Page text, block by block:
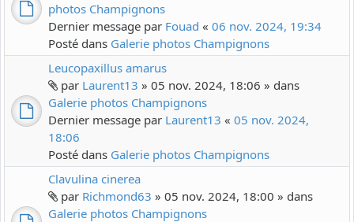
photos Champignons
Dernier message par Fouad « 06 nov. 2024, 19:34
Posté dans Galerie photos Champignons
Leucopaxillus amarus
par Laurent13 » 05 nov. 2024, 18:06 » dans
Galerie photos Champignons
Dernier message par Laurent13 « 05 nov. 2024,
18:06
Posté dans Galerie photos Champignons
Clavulina cinerea
par Richmond63 » 05 nov. 2024, 18:00 » dans
Galerie photos Champignons